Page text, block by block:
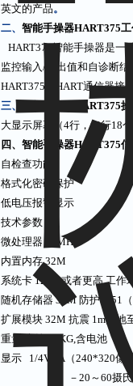
英文的产品。
二、 智能手操器HART375
HART375智能手操器是一
监控输入/输出值和自诊断
HART375型HART通信器接
三、
智能手操器HART375
大显示屏幕（4行，每行18
四、 智能手操器HART375
自检查功能
格式化密码保护
低电压报警显示
技术参数：
微处理器 80MHZ
内置内存 32M
系统卡 128M或者更高 工作
随机存储器 32M 防护 IP51
扩展模块 32M 抗震 1m落地
重量 大约0.9KG,含电池
显示 1/4VGA（240*320像
－20～60摄氏度